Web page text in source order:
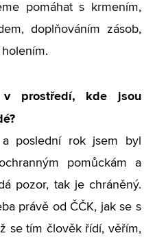
pomáhat s krmením,
doplňováním zásob,
prostředí, kde jsou
poslední rok jsem byl
pomůckám a
pozor, tak je chráněný.
právě od ČČK, jak se s
se tím člověk řídí, věřím,